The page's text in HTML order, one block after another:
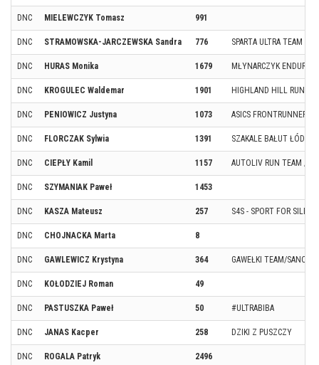
DNC MIELEWCZYK Tomasz 991
DNC STRAMOWSKA-JARCZEWSKA Sandra 776 SPARTA ULTRA TEAM
DNC HURAS Monika 1679 MŁYNARCZYK
DNC KROGULEC Waldemar 1901 HIGHLAND HILL
DNC PENIOWICZ Justyna 1073 ASICS FRONTRUNNER
DNC FLORCZAK Sylwia 1391 SZAKALE BAŁUT ŁÓDŹ
DNC CIEPŁY Kamil 1157 AUTOLIV RUN TEAM /
DNC SZYMANIAK Paweł 1453
DNC KASZA Mateusz 257 S4S - SPORT FOR
DNC CHOJNACKA Marta 8
DNC GAWLEWICZ Krystyna 364 GAWEŁKI TEAM/SANOK
DNC KOŁODZIEJ Roman 49
DNC PASTUSZKA Paweł 50 #ULTRABIBA
DNC JANAS Kacper 258 DZIKI Z PUSZCZY
DNC ROGALA Patryk 2496